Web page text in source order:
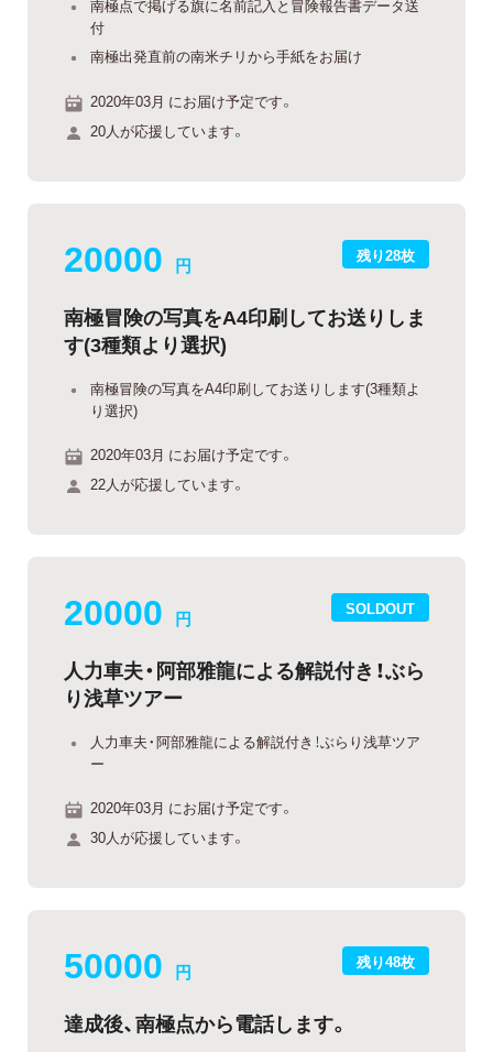
南極点で掲げる旗に名前記入と冒険報告書データ送
付
南極出発直前の南米チリから手紙をお届け
2020年03月 にお届け予定です。
20人が応援しています。
残り28枚
20000 円
南極冒険の写真をA4印刷してお送りしま
す(3種類より選択)
南極冒険の写真をA4印刷してお送りします(3種類よ
り選択)
2020年03月 にお届け予定です。
22人が応援しています。
SOLDOUT
20000 円
人力車夫・阿部雅龍による解説付き！ぶら
り浅草ツアー
人力車夫・阿部雅龍による解説付き！ぶらり浅草ツア
ー
2020年03月 にお届け予定です。
30人が応援しています。
残り48枚
50000 円
達成後、南極点から電話します。